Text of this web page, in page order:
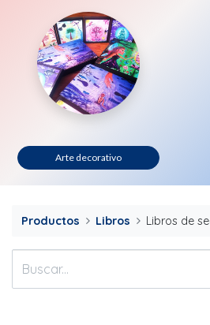
Arte decorativo
Productos Libros Libros de